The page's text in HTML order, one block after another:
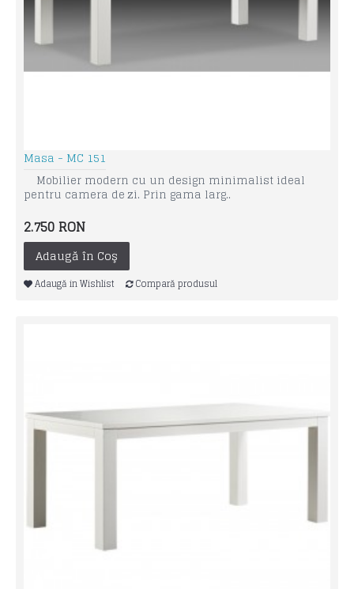
Masa - MC 151
Mobilier modern cu un design minimalist ideal
pentru camera de zi. Prin gama larg..
2.750 RON
Adaugă în Coş
Adaugă in Wishlist Compară produsul